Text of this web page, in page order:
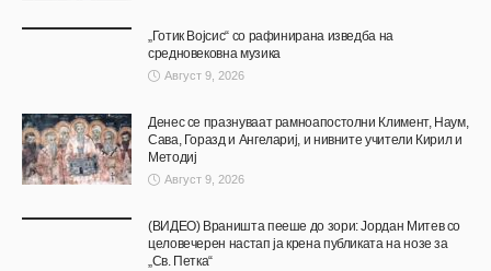
„Готик Војсис“ со рафинирана изведба на
средновековна музика
Август 9, 2026
Денес се празнуваат рамноапостолни Климент, Наум,
Сава, Горазд и Ангелариј, и нивните учители Кирил и
Методиј
Август 9, 2026
(ВИДЕО) Враништа пееше до зори: Јордан Митев со
целовечерен настап ја крена публиката на нозе за
„Св. Петка“